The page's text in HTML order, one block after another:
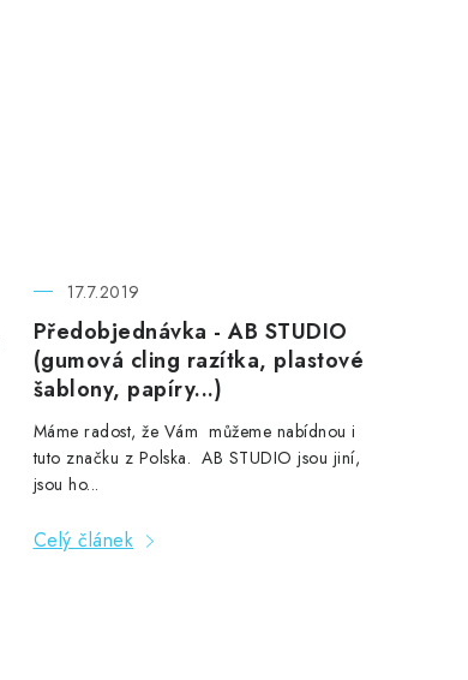
Předobjednávka - AB STUDIO
(gumová cling razítka, plastové
šablony, papíry...)
17.7.2019
Máme radost, že Vám můžeme nabídnou i
tuto značku z Polska. AB STUDIO jsou jiní,
jsou ho...
Celý článek